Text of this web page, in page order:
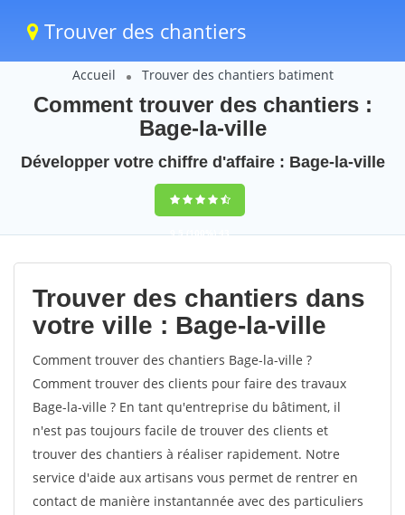
Trouver des chantiers
Accueil Trouver des chantiers batiment
Comment trouver des chantiers :
Bage-la-ville
Développer votre chiffre d'affaire : Bage-la-ville
9,5(100%)43
votes
Trouver des chantiers dans
votre ville : Bage-la-ville
Comment trouver des chantiers Bage-la-ville ?
Comment trouver des clients pour faire des travaux
Bage-la-ville ? En tant qu'entreprise du bâtiment, il
n'est pas toujours facile de trouver des clients et
trouver des chantiers à réaliser rapidement. Notre
service d'aide aux artisans vous permet de rentrer en
contact de manière instantannée avec des particuliers